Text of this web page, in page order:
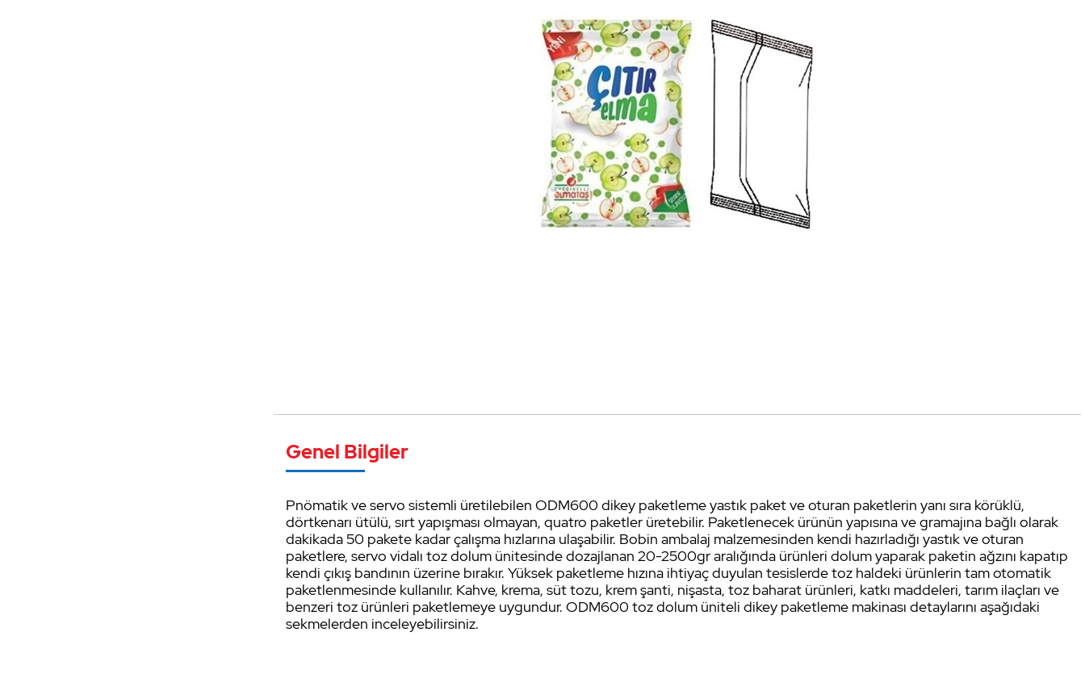
Genel Bilgiler
Pnömatik ve servo sistemli üretilebilen ODM600 dikey paketleme yastık paket ve oturan paketlerin yanı sıra körüklü,
dörtkenarı ütülü, sırt yapışması olmayan, quatro paketler üretebilir. Paketlenecek ürünün yapısına ve gramajına bağlı olarak
dakikada 50 pakete kadar çalışma hızlarına ulaşabilir. Bobin ambalaj malzemesinden kendi hazırladığı yastık ve oturan
paketlere, servo vidalı toz dolum ünitesinde dozajlanan 20-2500gr aralığında ürünleri dolum yaparak paketin ağzını kapatıp
kendi çıkış bandının üzerine bırakır. Yüksek paketleme hızına ihtiyaç duyulan tesislerde toz haldeki ürünlerin tam otomatik
paketlenmesinde kullanılır. Kahve, krema, süt tozu, krem şanti, nişasta, toz baharat ürünleri, katkı maddeleri, tarım ilaçları ve
benzeri toz ürünleri paketlemeye uygundur. ODM600 toz dolum üniteli dikey paketleme makinası detaylarını aşağıdaki
sekmelerden inceleyebilirsiniz.